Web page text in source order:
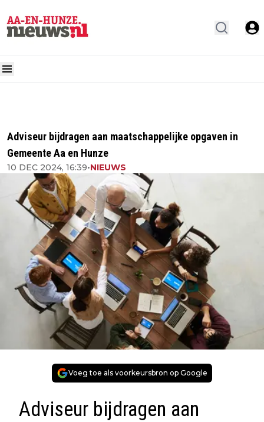
Adviseur bijdragen aan maatschappelijke opgaven in
Gemeente Aa en Hunze
10 DEC 2024, 16:39•NIEUWS
Voeg toe als voorkeursbron op Google
Adviseur bijdragen aan